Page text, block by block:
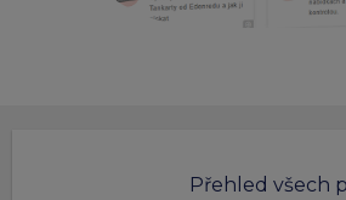
Přehled všech